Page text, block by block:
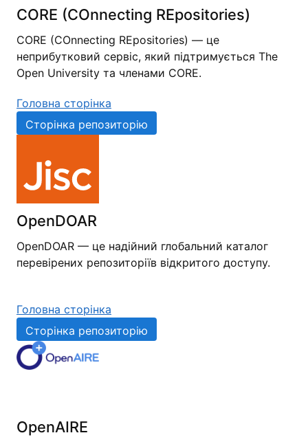
CORE (COnnecting REpositories)
CORE (COnnecting REpositories) — це
неприбутковий сервіс, який підтримується The
Open University та членами CORE.
Головна сторінка
Сторінка репозиторію
OpenDOAR
OpenDOAR — це надійний глобальний каталог
перевірених репозиторіїв відкритого доступу.
Головна сторінка
Сторінка репозиторію
OpenAIRE